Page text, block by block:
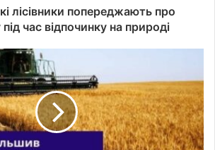
лісівники попереджають про
час відпочинку на природі